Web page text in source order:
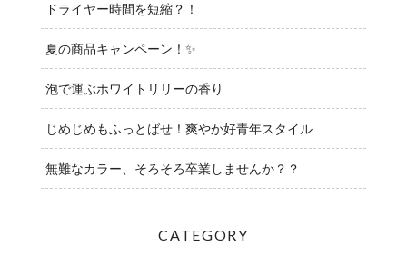
ドライヤー時間を短縮？！
夏の商品キャンペーン！✨
泡で運ぶホワイトリリーの香り
じめじめもふっとばせ！爽やか好青年スタイル
無難なカラー、そろそろ卒業しませんか？？
CATEGORY